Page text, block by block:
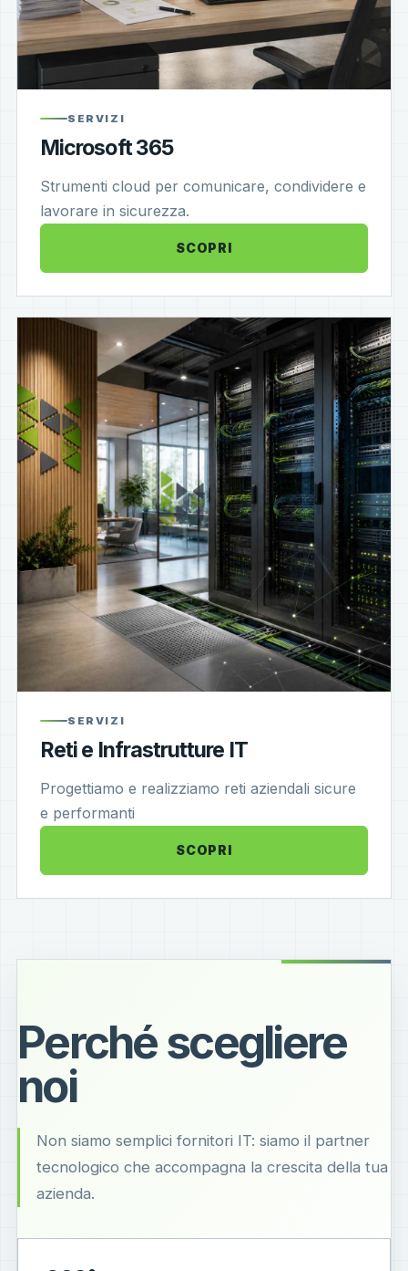
SERVIZI
Microsoft 365
Strumenti cloud per comunicare, condividere e
lavorare in sicurezza.
SCOPRI
SERVIZI
Reti e Infrastrutture IT
Progettiamo e realizziamo reti aziendali sicure
e performanti
SCOPRI
Perché scegliere
noi
Non siamo semplici fornitori IT: siamo il partner
tecnologico che accompagna la crescita della tua
azienda.